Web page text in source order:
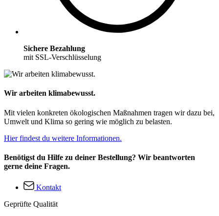
Sichere Bezahlung
mit SSL-Verschlüsselung
Wir arbeiten klimabewusst.
Mit vielen konkreten ökologischen Maßnahmen tragen wir dazu bei,
Umwelt und Klima so gering wie möglich zu belasten.
Hier findest du weitere Informationen.
Benötigst du Hilfe zu deiner Bestellung? Wir beantworten
gerne deine Fragen.
Kontakt
Geprüfte Qualität